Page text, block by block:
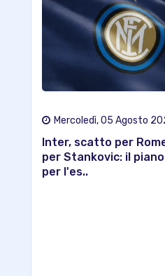
Mercoledì, 05 Agosto
Inter, scatto per
per Stankovic: il
per l'es..